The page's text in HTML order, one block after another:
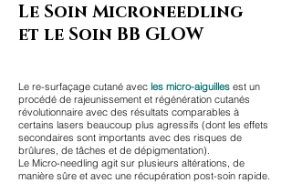
Le Soin Microneedling
et le Soin BB GLOW
Le re-surfaçage cutané avec les micro-aiguilles est un
procédé de rajeunissement et régénération cutanés
révolutionnaire avec des résultats comparables à
certains lasers beaucoup plus agressifs (dont les effets
secondaires sont importants avec des risques de
brûlures, de tâches et de dépigmentation).
Le Micro-needling agit sur plusieurs altérations, de
manière sûre et avec une récupération post-soin rapide.